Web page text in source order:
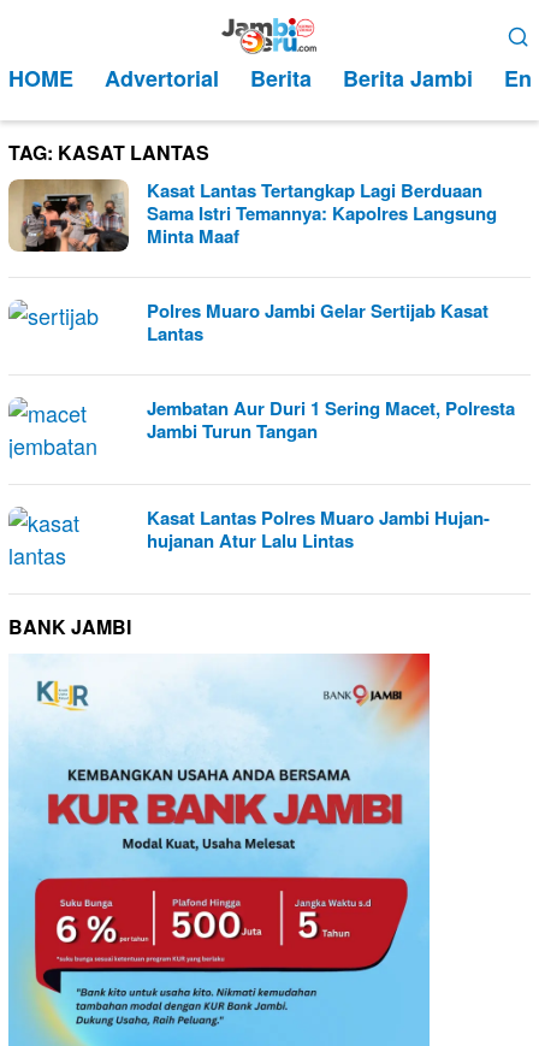
kontenMobile
HOME Advertorial Berita Berita Jambi
TAG: KASAT LANTAS
Kasat Lantas Tertangkap Lagi Berduaan
Sama Istri Temannya: Kapolres Langsung
Minta Maaf
Polres Muaro Jambi Gelar Sertijab Kasat
Lantas
Jembatan Aur Duri 1 Sering Macet, Polresta
Jambi Turun Tangan
Kasat Lantas Polres Muaro Jambi Hujan-
hujanan Atur Lalu Lintas
BANK JAMBI